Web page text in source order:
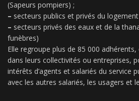
(Sapeurs pompiers) ;
– secteurs publics et privés du
– secteurs privés des eaux et de la
funèbres)
Elle regroupe plus de 85 000
dans leurs collectivités ou entreprises,
intérêts d’agents et salariés du service
avec les autres salariés, les usagers et